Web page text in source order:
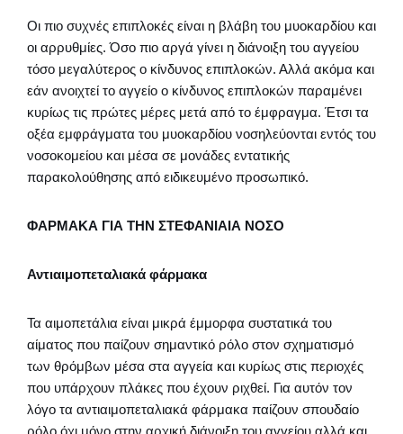
Οι πιο συχνές επιπλοκές είναι η βλάβη του μυοκαρδίου και
οι αρρυθμίες. Όσο πιο αργά γίνει η διάνοιξη του αγγείου
τόσο μεγαλύτερος ο κίνδυνος επιπλοκών. Αλλά ακόμα και
εάν ανοιχτεί το αγγείο ο κίνδυνος επιπλοκών παραμένει
κυρίως τις πρώτες μέρες μετά από το έμφραγμα. Έτσι τα
οξέα εμφράγματα του μυοκαρδίου νοσηλεύονται εντός του
νοσοκομείου και μέσα σε μονάδες εντατικής
παρακολούθησης από ειδικευμένο προσωπικό.
ΦΑΡΜΑΚΑ ΓΙΑ ΤΗΝ ΣΤΕΦΑΝΙΑΙΑ ΝΟΣΟ
Αντιαιμοπεταλιακά φάρμακα
Τα αιμοπετάλια είναι μικρά έμμορφα συστατικά του
αίματος που παίζουν σημαντικό ρόλο στον σχηματισμό
των θρόμβων μέσα στα αγγεία και κυρίως στις περιοχές
που υπάρχουν πλάκες που έχουν ριχθεί. Για αυτόν τον
λόγο τα αντιαιμοπεταλιακά φάρμακα παίζουν σπουδαίο
ρόλο όχι μόνο στην αρχική διάνοιξη του αγγείου αλλά και